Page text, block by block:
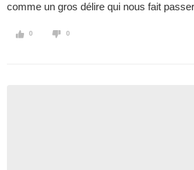
comme un gros délire qui nous fait
0 0